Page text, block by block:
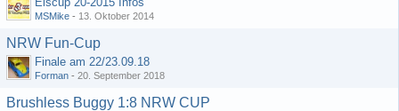
MSMike - 13. Oktober 2014
NRW Fun-Cup
Finale am 22/23.09.18
Forman - 20. September 2018
Brushless Buggy 1:8 NRW CUP